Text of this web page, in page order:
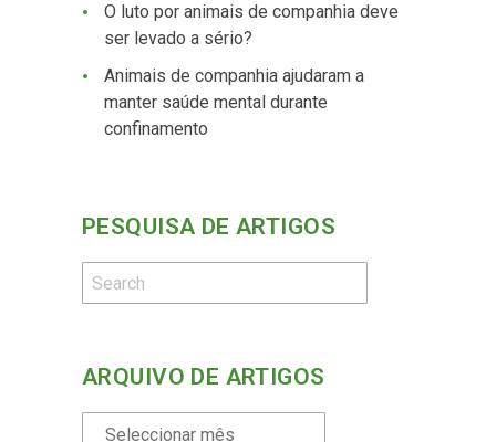
O luto por animais de companhia deve
ser levado a sério?
Animais de companhia ajudaram a
manter saúde mental durante
confinamento
PESQUISA DE ARTIGOS
ARQUIVO DE ARTIGOS